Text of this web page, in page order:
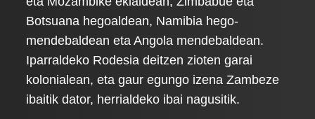
Botsuana hegoaldean, Namibia hego-
mendebaldean eta Angola mendebaldean.
Iparraldeko Rodesia deitzen zioten garai
kolonialean, eta gaur egungo izena Zambeze
ibaitik dator, herrialdeko ibai nagusitik.